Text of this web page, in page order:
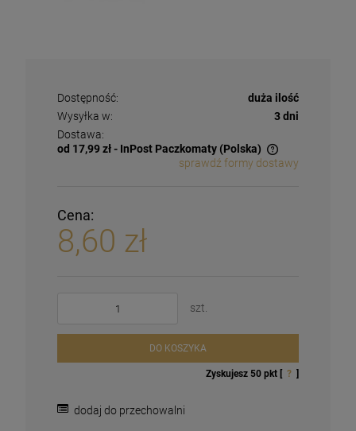
Dostępność:
duża ilość
Wysyłka w:
3 dni
Dostawa:
od 17,99 zł- InPost Paczkomaty (Polska)
sprawdź formy dostawy
Cena:
8,60 zł
szt.
DO KOSZYKA
Zyskujesz 50 pkt [ ? ]
dodaj do przechowalni